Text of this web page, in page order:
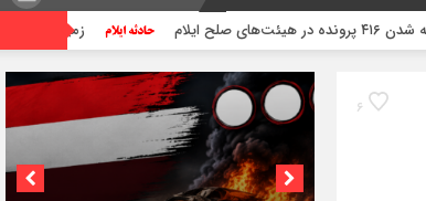
زمین‌لرزه ۴/۲ ریشتری دره شهر را لرزاند
۶